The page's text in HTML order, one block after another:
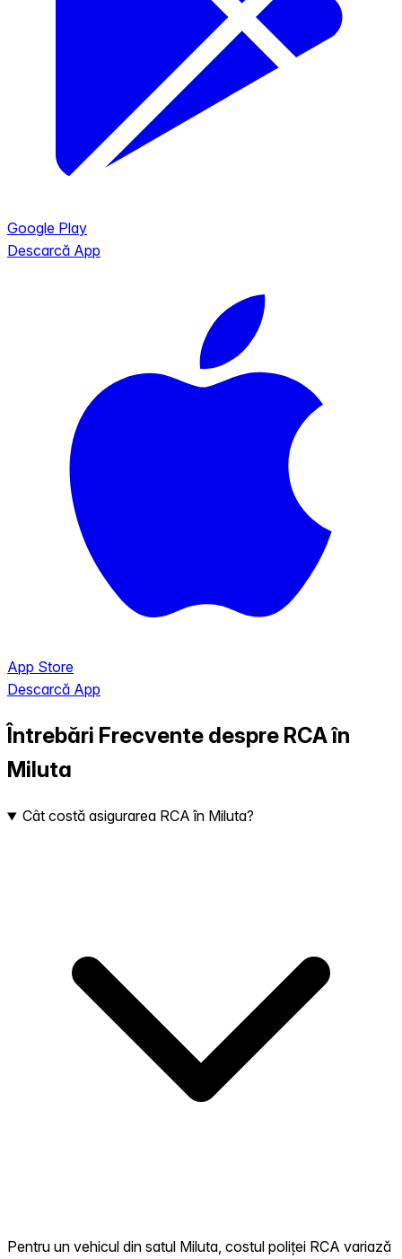
Google Play
Descarcă App
App Store
Descarcă App
Întrebări Frecvente despre RCA în
Miluta
Cât costă asigurarea RCA în Miluta?
Pentru un vehicul din satul Miluta, costul poliței RCA variază